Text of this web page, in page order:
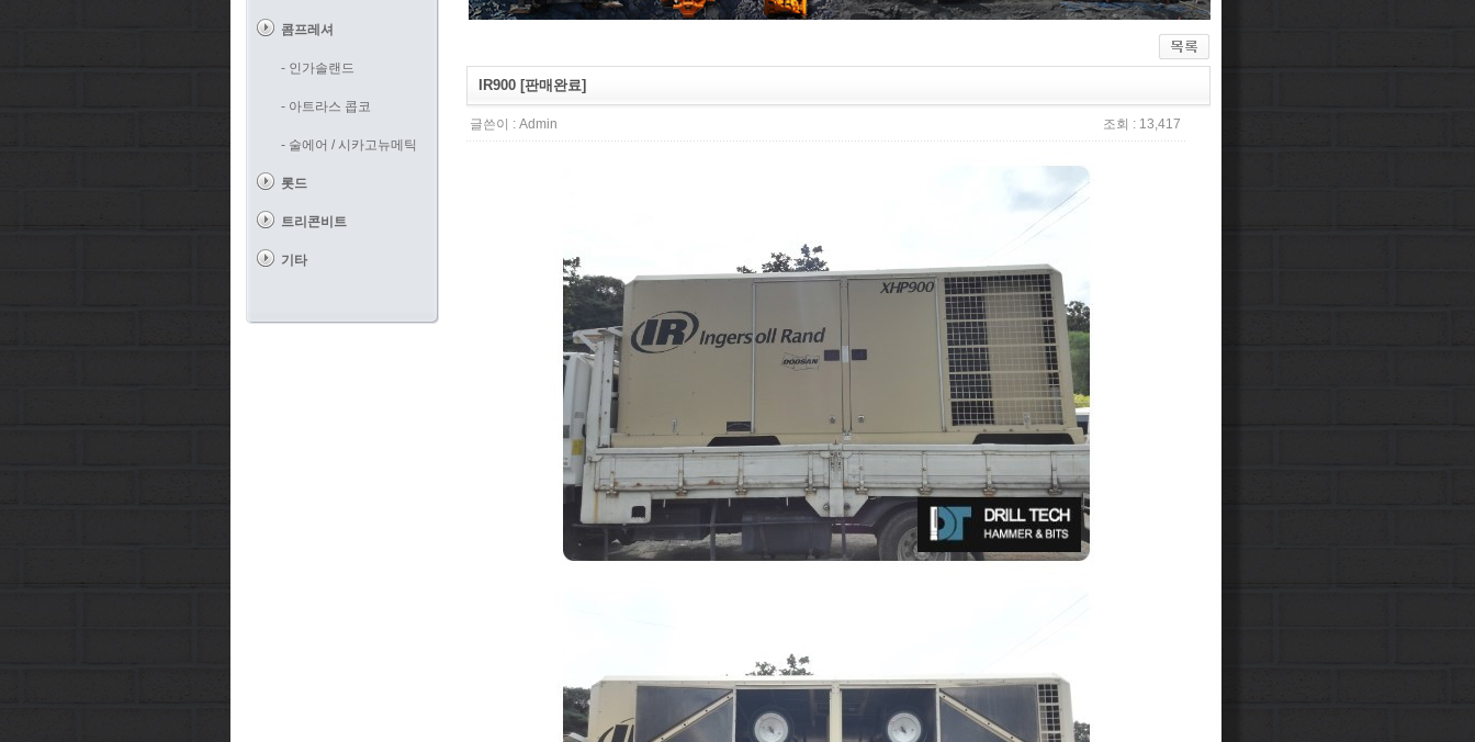
콤프레셔
- 인가솔랜드
- 아트라스 콥코
- 술에어 / 시카고뉴메틱
롯드
트리콘비트
기타
IR900 [판매완료]
글쓴이 : Admin 조회 : 13,417